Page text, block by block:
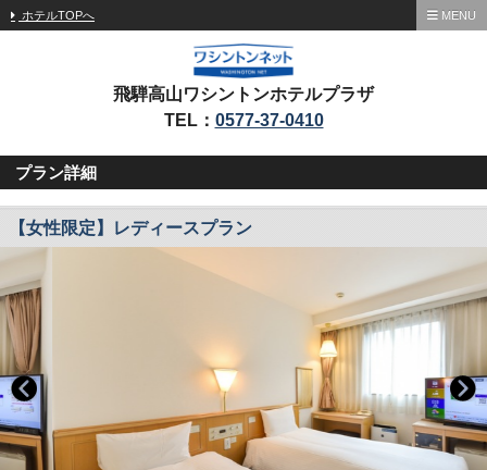
ホテルTOPへ MENU
飛騨高山ワシントンホテルプラザ
TEL： 0577-37-0410
プラン詳細
【女性限定】レディースプラン